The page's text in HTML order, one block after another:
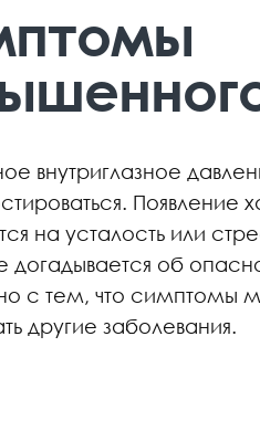
внутриглазное
Появление
на усталость или
догадывается об
с тем, что симптомы
другие заболевания.